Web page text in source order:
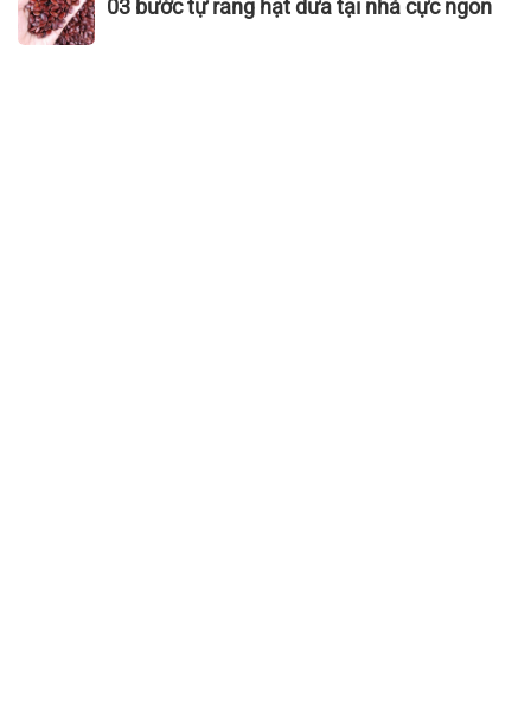
ý
khi
khỏe
không
dưa
đối
bước
tự
03 bước tự rang hạt dưa tại nhà cực ngon